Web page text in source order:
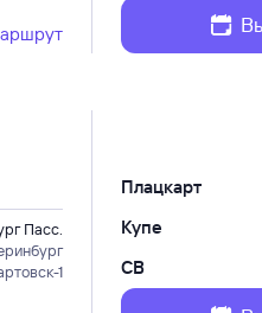
Пасс.
1
Плацкарт
Купе
СВ